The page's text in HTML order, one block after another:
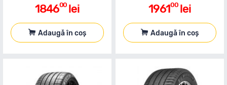
184600 lei
Adaugă în coș
196100 lei
Adaugă în coș